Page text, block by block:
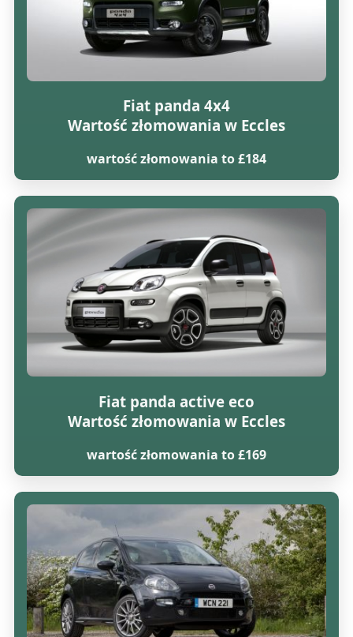
Fiat panda 4x4
Wartość złomowania w Eccles
wartość złomowania to £184
Fiat panda active eco
Wartość złomowania w Eccles
wartość złomowania to £169